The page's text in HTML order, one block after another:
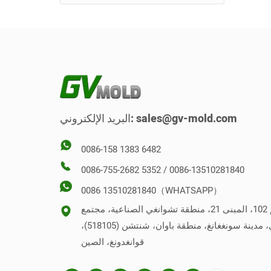
عكس القالب
البريد الإلكتروني:sales@gv-mold.com
0086-158 1383 6482
0086-755-2682 5352 / 0086-13510281840
0086 13510281840（WHATSAPP）
رقم 102، المبنى 21، منطقة تشوانغي الصناعية، مجتمع
شابوي، مدينة سونغغانغ، منطقة باوان، شنتشن (518105)،
قوانغدونغ، الصين